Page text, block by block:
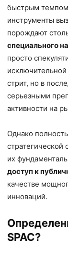
быстрым темпом
инструменты
порождают
специального
просто
стрит, но в
серьезными
активности на
Однако
их
доступ к
качестве
инноваций.
SPAC?